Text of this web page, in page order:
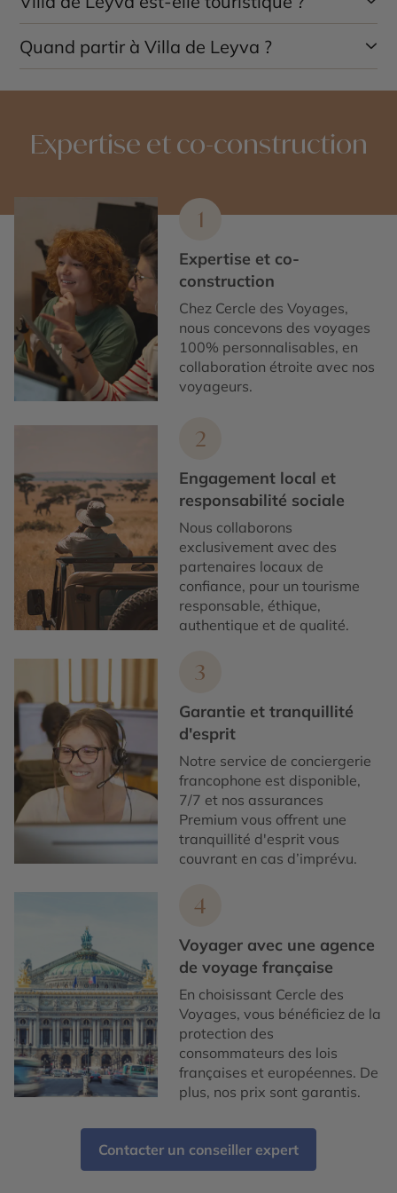
environs.
Oui, mais elle conserve un charme authentique.
Quand partir à Villa de Leyva ?
Toute l’année, avec un climat agréable et sec.
Expertise et co-construction
1
Expertise et co-
construction
Chez Cercle des Voyages,
nous concevons des voyages
100% personnalisables, en
collaboration étroite avec nos
voyageurs.
2
Engagement local et
responsabilité sociale
Nous collaborons
exclusivement avec des
partenaires locaux de
confiance, pour un tourisme
responsable, éthique,
authentique et de qualité.
3
Garantie et tranquillité
d'esprit
Notre service de conciergerie
francophone est disponible,
7/7 et nos assurances
Premium vous offrent une
tranquillité d'esprit vous
couvrant en cas d’imprévu.
4
Voyager avec une agence
de voyage française
En choisissant Cercle des
Voyages, vous bénéficiez de la
protection des
consommateurs des lois
françaises et européennes. De
plus, nos prix sont garantis.
Contacter un conseiller expert